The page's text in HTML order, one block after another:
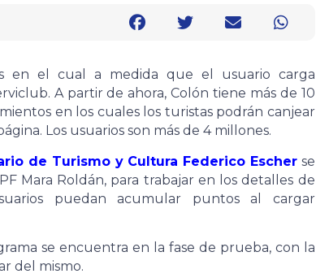
el cual a medida que el usuario carga
A partir de ahora, Colón tiene más de 10
en los cuales los turistas podrán canjear
Los usuarios son más de 4 millones.
de Turismo y Cultura Federico Escherse
Mara Roldán, para trabajar en los detalles de
puedan acumular puntos al cargar
se encuentra en la fase de prueba, con la
del mismo.